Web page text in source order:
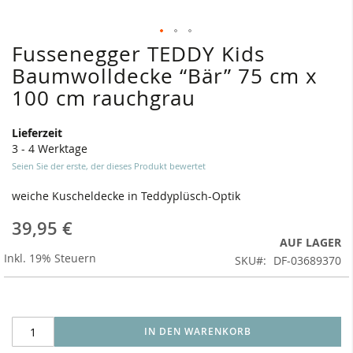
Fussenegger TEDDY Kids
Baumwolldecke “Bär” 75 cm x
100 cm rauchgrau
Lieferzeit
3 - 4 Werktage
Seien Sie der erste, der dieses Produkt bewertet
weiche Kuscheldecke in Teddyplüsch-Optik
39,95 €
Inkl. 19% Steuern
AUF LAGER
SKU
DF-03689370
IN DEN WARENKORB
Zum
Anfang
der
Bildergalerie